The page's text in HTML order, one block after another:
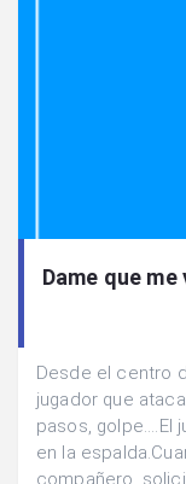
Dame que me
Desde el centro
jugador que
pasos, golpe....El
en la
compañero,